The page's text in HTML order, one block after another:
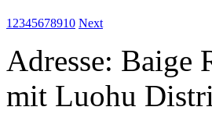
1 2345678910 Next
Adresse: Baige
mit Luohu